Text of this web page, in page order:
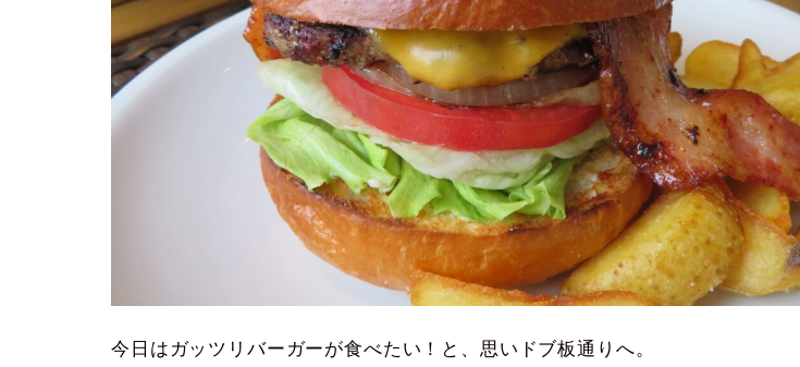
今日はガッツリバーガーが食べたい！と、思いドブ板通りへ。